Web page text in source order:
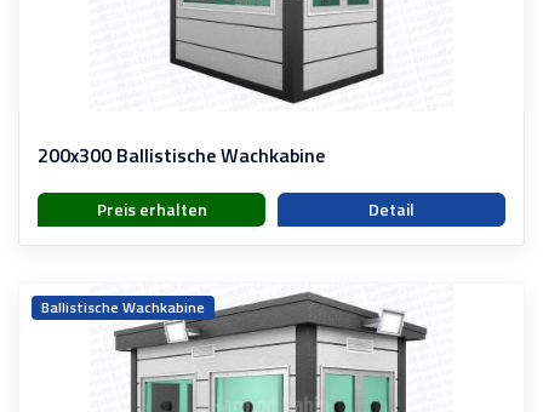
200x300 Ballistische Wachkabine
Preis erhalten Detail
Ballistische Wachkabine